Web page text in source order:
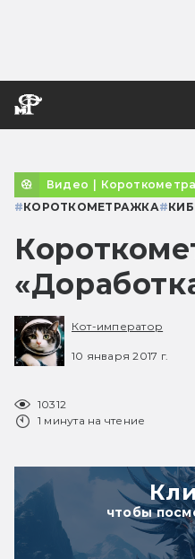
Видео |
#КОРОТКОМЕТРАЖКА#
Кот-император
10 января 2017 г.
10312
1 минута на чтение
чтобы